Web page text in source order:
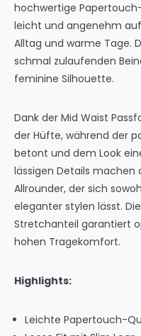
hochwertige
leicht und angenehm
Alltag und warme Tage.
schmal zulaufenden
feminine Silhouette.
Dank der Mid Waist
der Hüfte, während der
betont und dem Look
lässigen Details machen
Allrounder, der sich
eleganter stylen lässt.
Stretchanteil garantiert
hohen Tragekomfort.
Highlights:
Leichte Papertouch-